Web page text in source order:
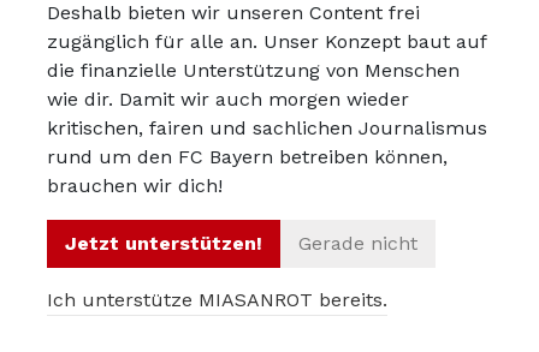
vom Alter. Lewandowski wurde nach seinem Abgang mit
Tel und Mané mit zwei athletischen, schnellen Stürmern
begegnet, die am stärksten sind, wenn sie in die Tiefe
geschickt werden. Hätte klappen können, wenn
Lewandowski einfach nur ein Abschlussstürmer gewesen
wäre. Aber er war viel mehr als das: als Wandspieler, der
lange Bälle fest macht und mit sehr guten Pässen
weiterspielt war er zusätzlich der wichtigste
und Mané waren den noch vorhandenen Offensivspielern
Deshalb bieten wir unseren Content frei
zugänglich für alle an. Unser Konzept baut auf
die finanzielle Unterstützung von Menschen
wie dir. Damit wir auch morgen wieder
kritischen, fairen und sachlichen Journalismus
rund um den FC Bayern betreiben können,
brauchen wir dich!
Jetzt unterstützen! Gerade nicht
Ich unterstütze MIASANROT bereits.